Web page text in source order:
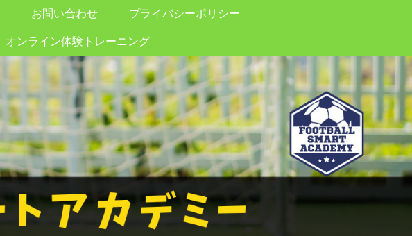
お問い合わせ プライバシーポリシー
オンライン体験トレーニング